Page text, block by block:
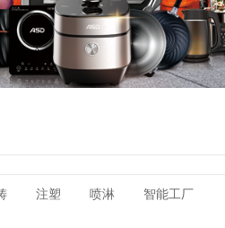
注塑 喷淋 智能工厂